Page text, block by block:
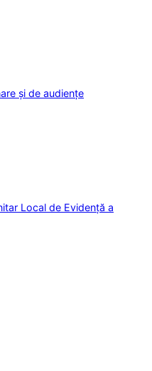
și de audiențe
Local de Evidență a